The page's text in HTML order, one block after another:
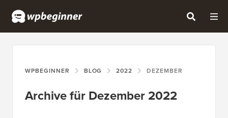
WPBEGINNER BLOG 2022 DEZEMBER
Archive für Dezember 2022